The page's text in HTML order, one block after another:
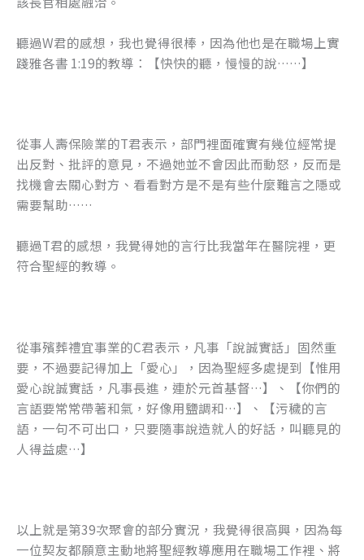
聽過W君的感想，我也覺得很棒，因為他也是在職場上實
踐雅各書 1:19的教導：【快快的聽，慢慢的說……】
從事人壽保險業的T君表示，部門裡面確實有幾位經常提
出反對、批評的意見，不過她並不會因此而動怒，反而是
找機會去關心對方、看看對方是不是有些什麼難言之隱或
需要幫助……
聽過T君的感想，我覺得她的言行比我當年在醫院裡，更
符合聖經的教導。
從事殯葬禮宜事業的C君表示，凡事「說誠實話」固然重
要，不過要記得加上「愛心」，因為聖經多處提到【惟用
愛心說誠實話，凡事長進，連於元首基督…】、【你們的
言語要常常帶著和氣，好像用鹽調和…】、【污穢的言
語，一句不可出口，只要隨事說造就人的好話，叫聽見的
人得益處…】
以上就是第39次聚會的部分實況，我覺得很高興，因為每
一位契友都願意主動地將聖經教導應用在職場工作裡、將